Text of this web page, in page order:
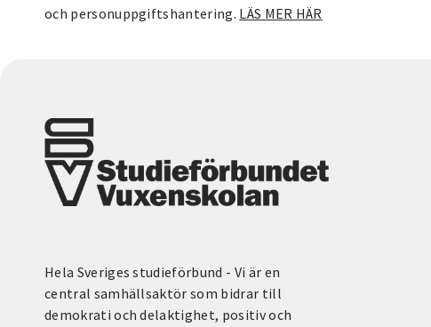
och personuppgiftshantering. LÄS MER HÄR
Hela Sveriges studieförbund - Vi är en
central samhällsaktör som bidrar till
demokrati och delaktighet, positiv och